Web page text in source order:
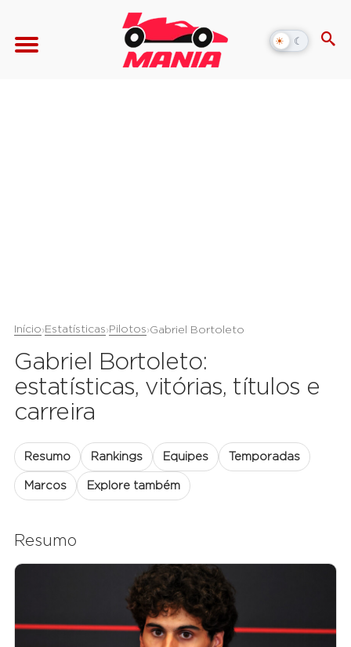
☀ ☾
Alternar
modo
Início›Estatísticas›Pilotos›Gabriel Bortoleto
Gabriel Bortoleto:
estatísticas, vitórias, títulos e
carreira
Resumo Rankings Equipes Temporadas
Marcos Explore também
Resumo